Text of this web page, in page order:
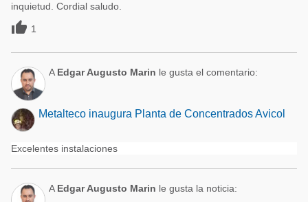
inquietud. Cordial saludo.
 1
A Edgar Augusto Marin le gusta el comentario:
Metalteco inaugura Planta de Concentrados Avicol
Excelentes instalaciones
A Edgar Augusto Marin le gusta la noticia: